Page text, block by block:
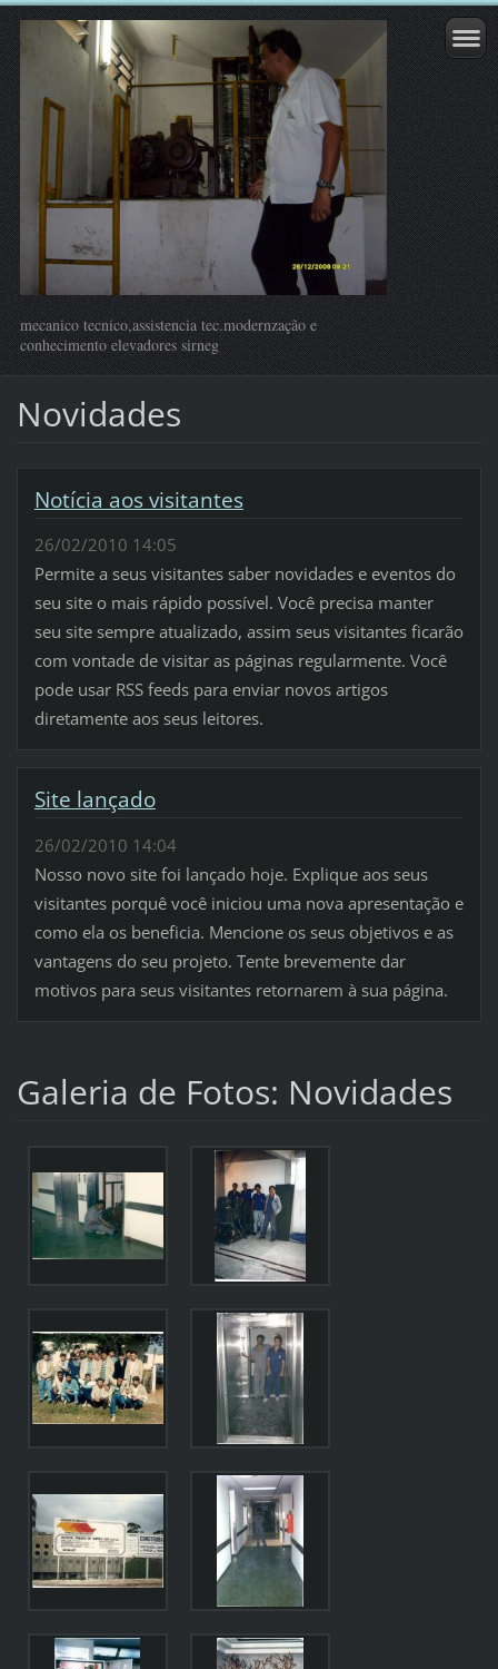
mecanico tecnico,assistencia tec.modernzação e
conhecimento elevadores sirneg
Novidades
Notícia aos visitantes
26/02/2010 14:05
Permite a seus visitantes saber novidades e eventos do
seu site o mais rápido possível. Você precisa manter
seu site sempre atualizado, assim seus visitantes ficarão
com vontade de visitar as páginas regularmente. Você
pode usar RSS feeds para enviar novos artigos
diretamente aos seus leitores.
Site lançado
26/02/2010 14:04
Nosso novo site foi lançado hoje. Explique aos seus
visitantes porquê você iniciou uma nova apresentação e
como ela os beneficia. Mencione os seus objetivos e as
vantagens do seu projeto. Tente brevemente dar
motivos para seus visitantes retornarem à sua página.
Galeria de Fotos: Novidades